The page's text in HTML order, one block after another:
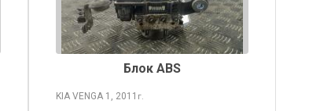
Блок ABS
KIA VENGA 1, 2011 г.